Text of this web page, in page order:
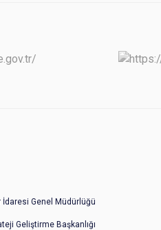
İdaresi Genel Müdürlüğü
Geliştirme Başkanlığı